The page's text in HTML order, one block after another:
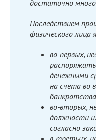
достаточно много
Последствием
физического лица
во-первых,
денежными
на счета во
во-вторых,
должности
согласно
в-третьих,